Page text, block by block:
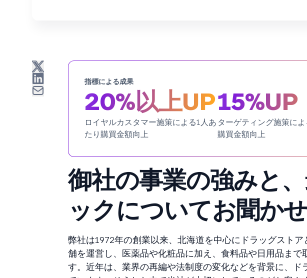
指標による成果
20%以上UP
ロイヤルカスタマー施策による1人あ
たり購買金額向上
15%UP
ターゲティング施策によ
購買金額向上
御社の事業の強みと
ックについてお聞か
弊社は1972年の創業以来、北海道を中心にドラッグスト
舗を運営し、医薬品や化粧品に加え、食料品や日用品ま
す。近年は、業界の再編や法制度の変化などを背景に、